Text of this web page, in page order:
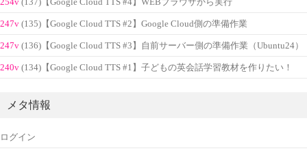
(137)【Google Cloud TTS #4】WEBブラウザから実行
247v (135)【Google Cloud TTS #2】Google Cloud側の準備作業
247v (136)【Google Cloud TTS #3】自前サーバー側の準備作業（Ubuntu24）
240v (134)【Google Cloud TTS #1】子どもの英会話学習教材を作りたい！
メタ情報
ログイン